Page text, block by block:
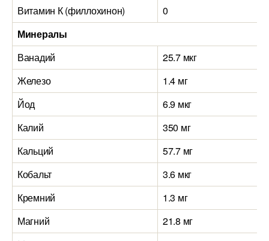
Витамин К (филлохинон)
0
Минералы
Ванадий
25.7 мкг
Железо
1.4 мг
Йод
6.9 мкг
Калий
350 мг
Кальций
57.7 мг
Кобальт
3.6 мкг
Кремний
1.3 мг
Магний
21.8 мг